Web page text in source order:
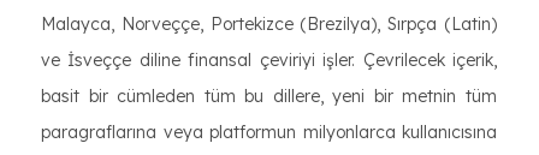
Malayca, Norveççe, Portekizce (Brezilya), Sırpça (Latin)
ve İsveççe diline finansal çeviriyi işler. Çevrilecek içerik,
basit bir cümleden tüm bu dillere, yeni bir metnin tüm
paragraflarına veya platformun milyonlarca kullanıcısına